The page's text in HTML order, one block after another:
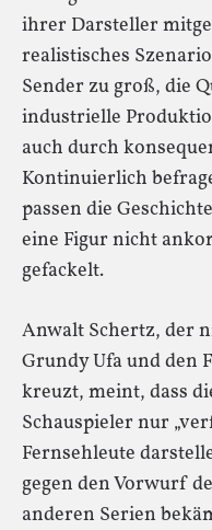
ihrer Darsteller
realistisches
Sender zu groß, die
industrielle
auch durch
Kontinuierlich
passen die
eine Figur nicht
gefackelt.
Anwalt Schertz, der
Grundy Ufa und den
kreuzt, meint, dass
Schauspieler nur
Fernsehleute
gegen den Vorwurf
anderen Serien